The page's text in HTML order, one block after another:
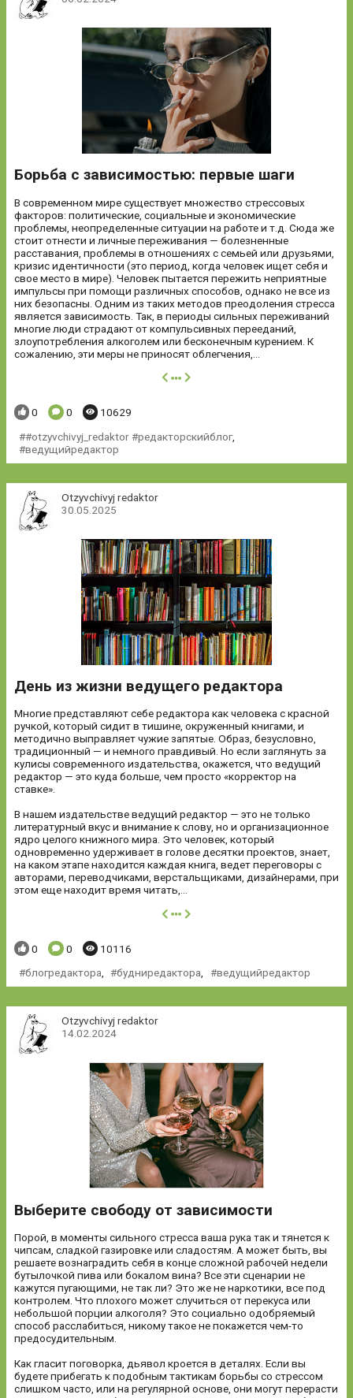
Борьба с зависимостью: первые шаги
В современном мире существует множество стрессовых
факторов: политические, социальные и экономические
проблемы, неопределенные ситуации на работе и т.д. Сюда же
стоит отнести и личные переживания — болезненные
расставания, проблемы в отношениях с семьей или друзьями,
кризис идентичности (это период, когда человек ищет себя и
свое место в мире). Человек пытается пережить неприятные
импульсы при помощи различных способов, однако не все из
них безопасны. Одним из таких методов преодоления стресса
является зависимость. Так, в периоды сильных переживаний
многие люди страдают от компульсивных перееданий,
злоупотребления алкоголем или бесконечным курением. К
сожалению, эти меры не приносят облегчения,...
далее
Понравилось:
0 Комментариев:
0 Просмотров:
10629
#otzyvchivyj_redaktor #редакторскийблог,
ведущийредактор
Otzyvchivyj redaktor
30.05.2025
День из жизни ведущего редактора
Многие представляют себе редактора как человека с красной
ручкой, который сидит в тишине, окруженный книгами, и
методично выправляет чужие запятые. Образ, безусловно,
традиционный — и немного правдивый. Но если заглянуть за
кулисы современного издательства, окажется, что ведущий
редактор — это куда больше, чем просто «корректор на
ставке».
В нашем издательстве ведущий редактор — это не только
литературный вкус и внимание к слову, но и организационное
ядро целого книжного мира. Это человек, который
одновременно удерживает в голове десятки проектов, знает,
на каком этапе находится каждая книга, ведет переговоры с
авторами, переводчиками, верстальщиками, дизайнерами, при
этом еще находит время читать,...
далее
Понравилось:
0 Комментариев:
0 Просмотров:
10116
блогредактора, будниредактора, ведущийредактор
Otzyvchivyj redaktor
14.02.2024
Выберите свободу от зависимости
Порой, в моменты сильного стресса ваша рука так и тянется к
чипсам, сладкой газировке или сладостям. А может быть, вы
решаете вознаградить себя в конце сложной рабочей недели
бутылочкой пива или бокалом вина? Все эти сценарии не
кажутся пугающими, не так ли? Это же не наркотики, все под
контролем. Что плохого может случиться от перекуса или
небольшой порции алкоголя? Это социально одобряемый
способ расслабиться, никому такое не покажется чем-то
предосудительным.
Как гласит поговорка, дьявол кроется в деталях. Если вы
будете прибегать к подобным тактикам борьбы со стрессом
слишком часто, или на регулярной основе, они могут перерасти